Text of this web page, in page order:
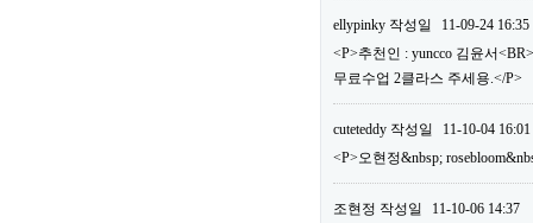
ellypinky 작성일
11-09-24 16:35
<P>추천인 : yuncco 김윤서
무료수업 2클라스 주세용.</P>
cuteteddy 작성일
11-10-04 16:01
<P>오현정&nbsp;
조현정 작성일
11-10-06 14:37